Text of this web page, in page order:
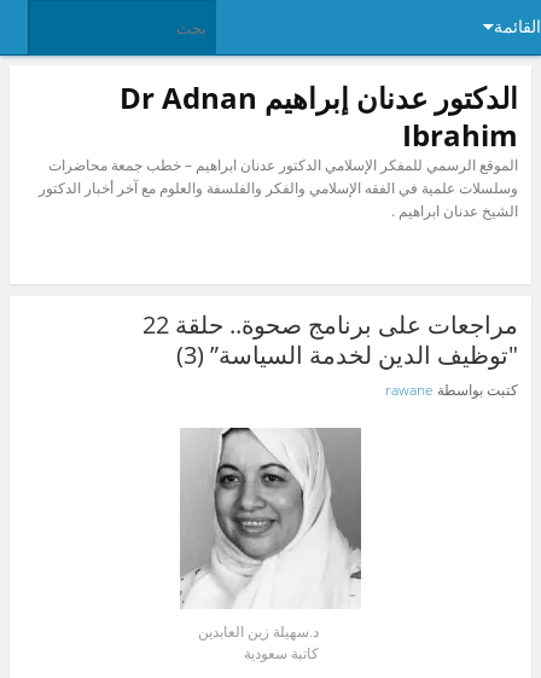
القائمة
الدكتور عدنان إبراهيم Dr Adnan
Ibrahim
الموقع الرسمي للمفكر الإسلامي الدكتور عدنان ابراهيم – خطب جمعة محاضرات
وسلسلات علمية في الفقه الإسلامي والفكر والفلسفة والعلوم مع آخر أخبار الدكتور
الشيخ عدنان ابراهيم .
مراجعات على برنامج صحوة.. حلقة 22
″توظيف الدين لخدمة السياسة” (3)
كتبت بواسطة rawane
د.سهيلة زين العابدين
كاتبة سعودية